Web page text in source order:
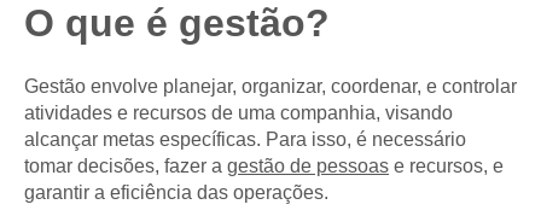
O que é gestão?
Gestão envolve planejar, organizar, coordenar, e controlar
atividades e recursos de uma companhia, visando
alcançar metas específicas. Para isso, é necessário
tomar decisões, fazer a gestão de pessoas e recursos, e
garantir a eficiência das operações.